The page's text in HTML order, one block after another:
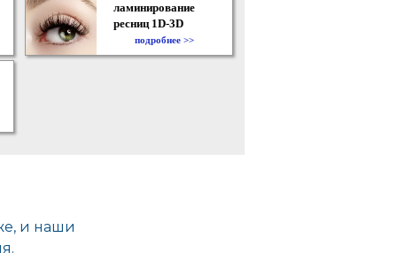
ламинирование
ресниц 1D-3D
подробнее >>